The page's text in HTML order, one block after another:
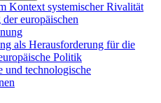
Kontext systemischer Rivalität
europäischen
als Herausforderung für die
Politik
und technologische